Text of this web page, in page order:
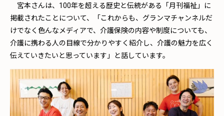
宮本さんは、100年を超える歴史と伝統がある「月刊福祉」に
掲載されたことについて、「これからも、グランマチャンネルだ
けでなく色んなメディアで、介護保険の内容や制度についても、
介護に携わる人の目線で分かりやすく紹介し、介護の魅力を広く
伝えていきたいと思っています」と話しています。